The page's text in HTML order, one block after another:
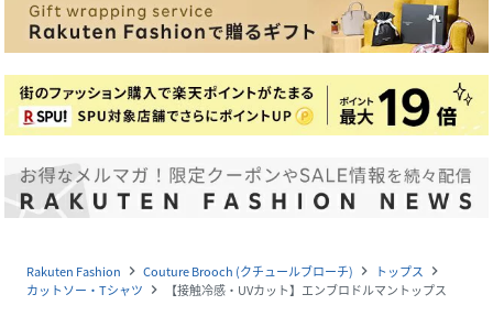
Rakuten Fashion navigate_next Couture Brooch (クチュールブローチ) navigate_next トップス navigate_next
カットソー・Tシャツ navigate_next 【接触冷感・UVカット】エンブロドルマントップス